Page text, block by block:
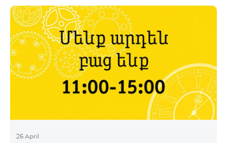
26 April